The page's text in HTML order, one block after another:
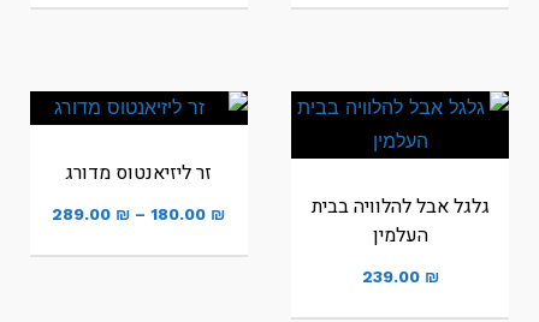
גלגל אבל להלוויה בבית
העלמין
239.00 ₪
זר ליזיאנטוס מדורג
180.00 ₪
–
289.00 ₪
טווח